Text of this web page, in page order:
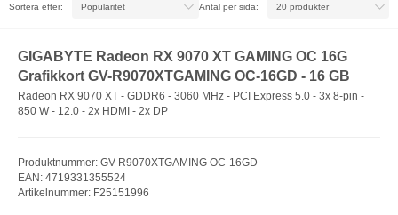
Sortera efter: Antal per sida:
GIGABYTE Radeon RX 9070 XT GAMING OC 16G
Grafikkort GV-R9070XTGAMING OC-16GD - 16 GB
Radeon RX 9070 XT - GDDR6 - 3060 MHz - PCI Express 5.0 - 3x 8-pin -
850 W - 12.0 - 2x HDMI - 2x DP
Produktnummer: GV-R9070XTGAMING OC-16GD
EAN: 4719331355524
Artikelnummer: F25151996